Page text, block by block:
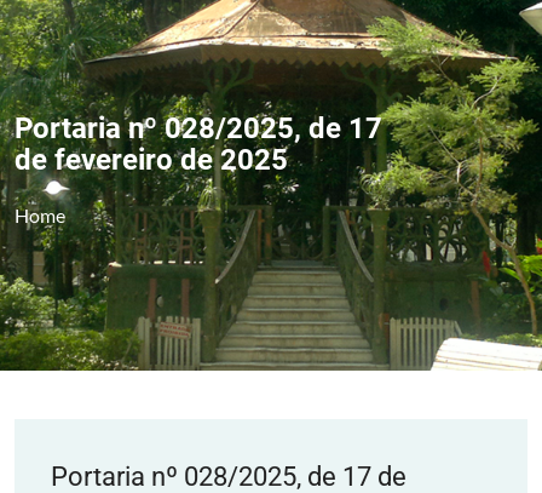
Portaria nº 028/2025, de 17
de fevereiro de 2025
Home
Portaria nº 028/2025, de 17 de